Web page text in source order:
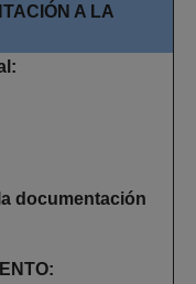
A LA
documentación